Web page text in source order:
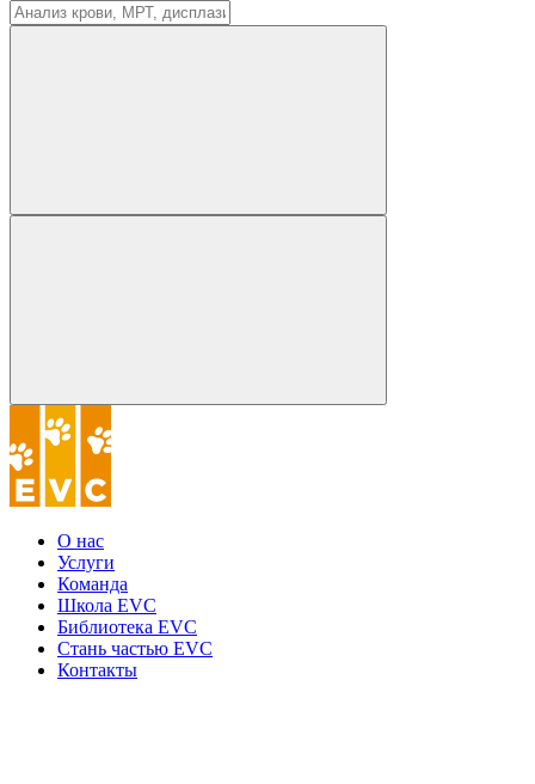
О нас
Услуги
Команда
Школа EVC
Библиотека EVC
Стань частью EVC
Контакты